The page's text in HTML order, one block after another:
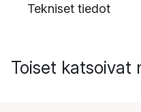
Tekniset tiedot
Toiset katsoivat